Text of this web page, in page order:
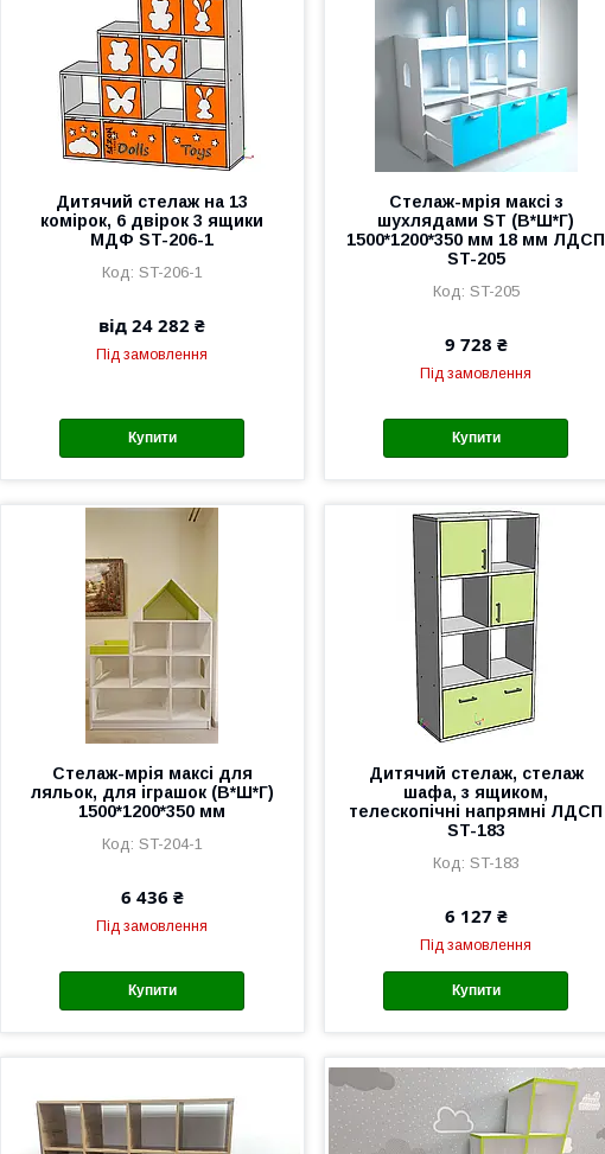
Дитячий стелаж на 13
комірок, 6 двірок 3 ящики
МДФ ST-206-1
ST-206-1
від 24 282 ₴
Під замовлення
Купити
Стелаж-мрія максі з
шухлядами ST (В*Ш*Г)
1500*1200*350 мм 18 мм ЛДСП
ST-205
ST-205
9 728 ₴
Під замовлення
Купити
Стелаж-мрія максі для
ляльок, для іграшок (В*Ш*Г)
1500*1200*350 мм
ST-204-1
6 436 ₴
Під замовлення
Купити
Дитячий стелаж, стелаж
шафа, з ящиком,
телескопічні напрямні ЛДСП
ST-183
ST-183
6 127 ₴
Під замовлення
Купити